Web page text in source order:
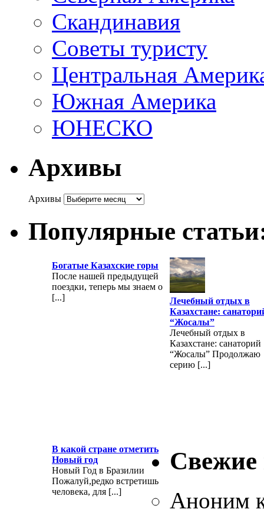
Скандинавия
Советы туристу
Центральная
Южная Америка
ЮНЕСКО
Архивы
Архивы
Популярные
Богатые Казахские горы
После нашей предыдущей
поездки, теперь мы знаем о
[...]
Лечебный отдых в
Казахстане:
“Жосалы”
Лечебный отдых в
Казахстане: санаторий
“Жосалы” Продолжаю
серию [...]
В какой стране отметить
Новый год
Новый Год в Бразилии
Пожалуй,редко встретишь
человека, для [...]
Свежие
Аноним